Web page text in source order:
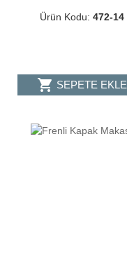
Ürün Kodu: 472-14
shopping_cart SEPETE EKLE